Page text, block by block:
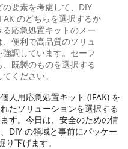
要素を考慮して、DIY
のどちらを選択するか
応急処置キットのメー
便利で高品質のソリュ
調しています。セーフ
既製のものを選択する
ください。
人用応急処置キット (IFAK) を
たソリューションを選択する
す。今日は、安全のための情
DIY の領域と事前にパッケー
下げます。